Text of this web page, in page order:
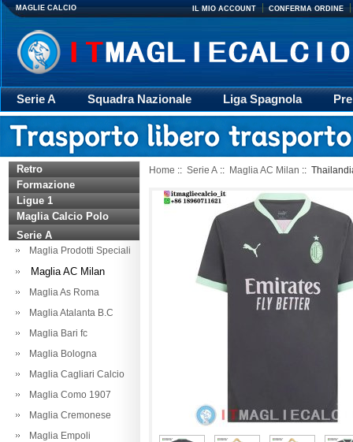
MAGLIE CALCIO IL MIO ACCOUNT CONFERMA ORDINE
Serie A Squadra Nazionale Liga Spagnola
Giacca
Rugby trasporto Retro
Retro
Formazione
Ligue 1
Maglia Calcio Polo
Serie A
Maglia Prodotti Speciali
Maglia AC Milan
Maglia As Roma
Maglia Atalanta B.C
Maglia Bari fc
Maglia Bologna
Maglia Cagliari Calcio
Maglia Como 1907
Maglia Cremonese
Maglia Empoli
Home :: Serie A :: Maglia AC Milan ::